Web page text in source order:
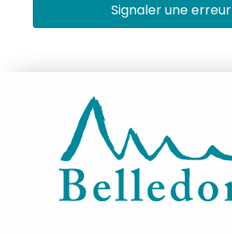
Signaler une erreur